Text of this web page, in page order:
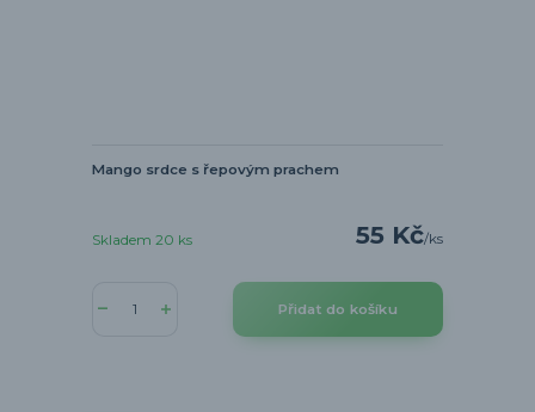
Mango srdce s řepovým prachem
55 Kč/ks
Skladem 20 ks
Přidat do košíku